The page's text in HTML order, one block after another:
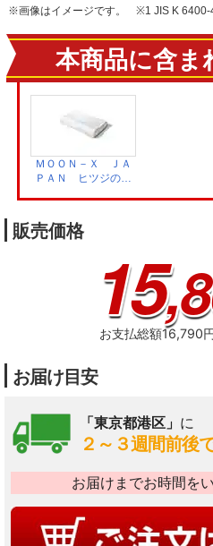
※画像はイメージです。 ※1 JIS K 6400-
本商品に含ま
ＭＯＯＮ－Ｘ ＪＡ
ＰＡＮ ヒツジのい
HT-001C
販売価格
15
お支払総額16,790
お届け目安
「東京都港区」 に
２～３週間前後
お届けまでお時間を